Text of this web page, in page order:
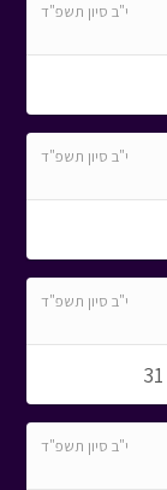
י"ב סיון תשפ"ד
י"ב סיון תשפ"ד
י"ב סיון תשפ"ד
י"ב סיון תשפ"ד